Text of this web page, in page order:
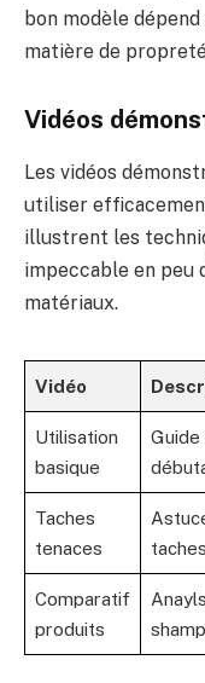
bon modèle
matière de
Vidéos
Les vidéos
utiliser
illustrent les
impeccable en peu
matériaux.
Vidéo
Utilisation
basique
Taches
tenaces
Comparatif
produits